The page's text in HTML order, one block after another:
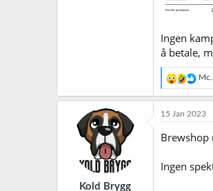
Ingen
å betale,
R
e
a
k
o
e
Mc.
Kold Brygg
15 Jan 2023
Brewshop
Ingen